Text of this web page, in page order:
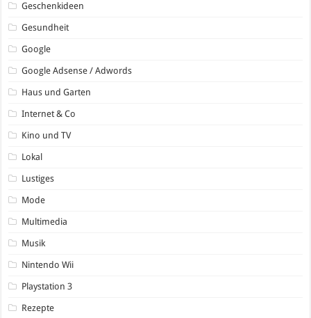
Geschenkideen
Gesundheit
Google
Google Adsense / Adwords
Haus und Garten
Internet & Co
Kino und TV
Lokal
Lustiges
Mode
Multimedia
Musik
Nintendo Wii
Playstation 3
Rezepte